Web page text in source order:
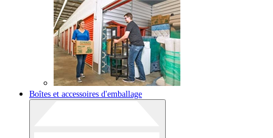
Boîtes et accessoires d'emballage